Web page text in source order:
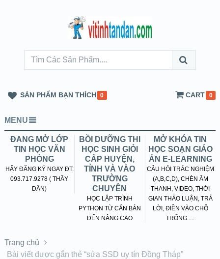
SẢN PHẨM BẠN THÍCH 0 CART 0
MENU
ĐANG MỞ LỚP
TIN HỌC VĂN
PHÒNG
HÃY ĐĂNG KÝ NGAY ĐT:
093.717.9278 ( THẦY
DÂN)
BỒI DƯỠNG THI
HỌC SINH GIỎI
CẤP HUYỆN,
TỈNH VÀ VÀO
TRƯỜNG
CHUYÊN
HỌC LẬP TRÌNH
PYTHON TỪ CĂN BẢN
ĐẾN NÂNG CAO
MỞ KHÓA TIN
HỌC SOẠN GIÁO
ÁN E-LEARNING
CÂU HỎI TRẮC NGHIỆM
(A,B,C,D), CHÈN ÂM
THANH, VIDEO, THỜI
GIAN THẢO LUẬN, TRẢ
LỜI, ĐIỀN VÀO CHỖ
TRỐNG.....
Trang chủ
Bài viết được gắn thẻ “sửa SSD uy tín Đồng Tháp”